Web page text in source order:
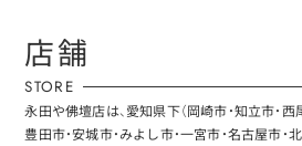
店舗
STORE
永田や佛壇店は、愛知県下（岡崎市・知立市・西
豊田市・安城市・みよし市・一宮市・名古屋市・